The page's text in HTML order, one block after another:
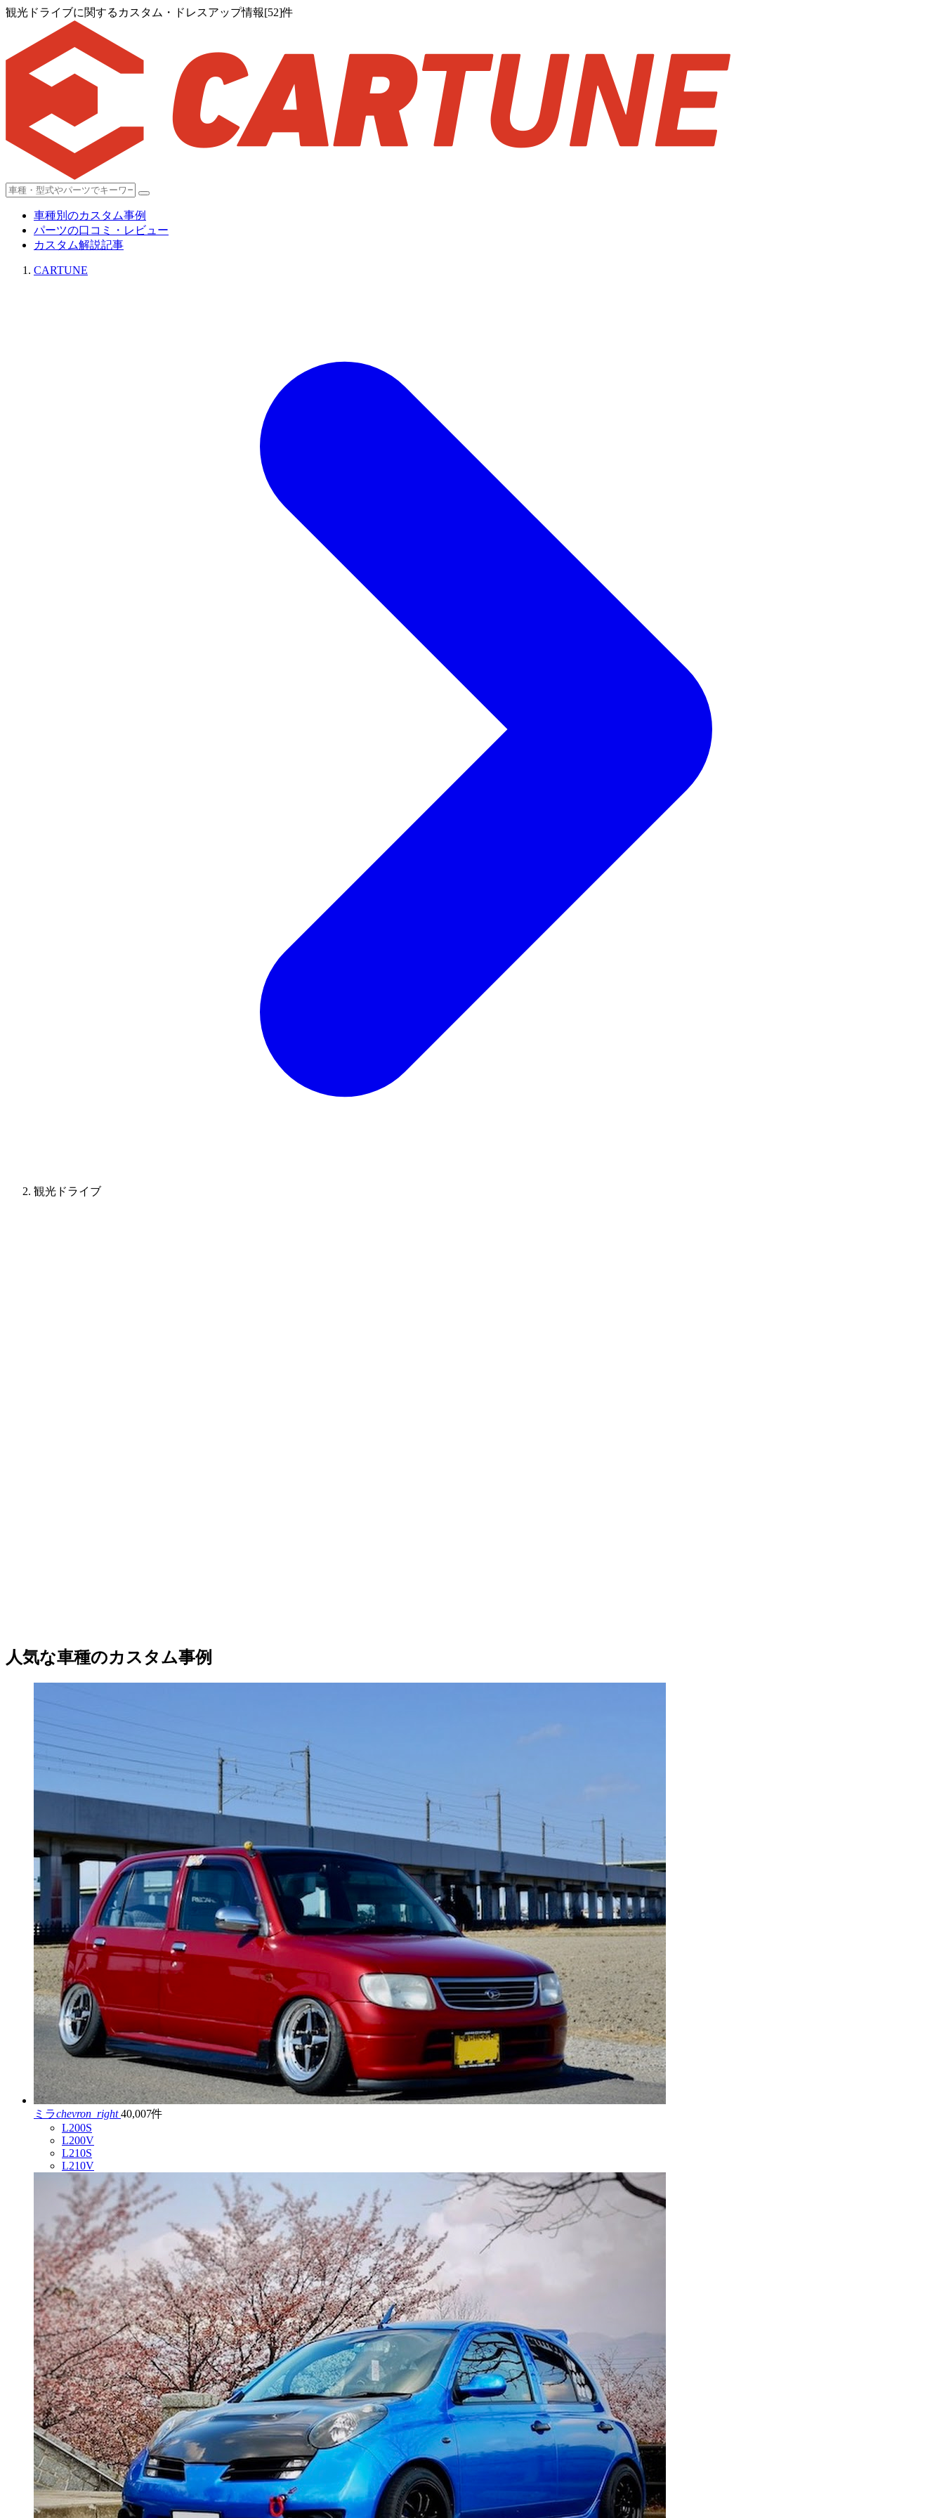
観光ドライブに関するカスタム・ドレスアップ情報[52]件
車種別のカスタム事例
パーツの口コミ・レビュー
カスタム解説記事
CARTUNE
観光ドライブ
人気な車種のカスタム事例
ミラchevron_right 40,007件
L200S
L200V
L210S
L210V